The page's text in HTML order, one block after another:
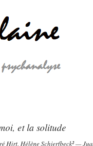
et la solitude
Hirt, Hélène Schjerfbeck²—